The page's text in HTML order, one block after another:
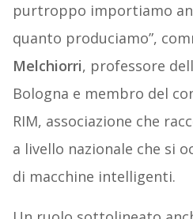
purtroppo importiamo
quanto produciamo”,
Melchiorri, professore
Bologna e membro del
RIM, associazione che
a livello nazionale che si
di macchine intelligenti.